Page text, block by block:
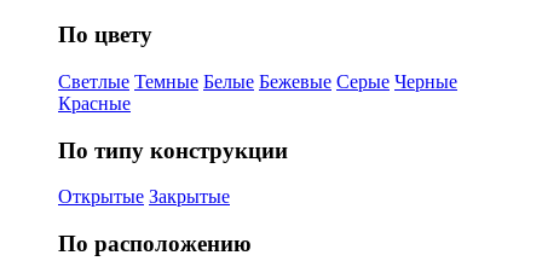
По цвету
Светлые Темные Белые Бежевые Серые Черные
Красные
По типу конструкции
Открытые Закрытые
По расположению